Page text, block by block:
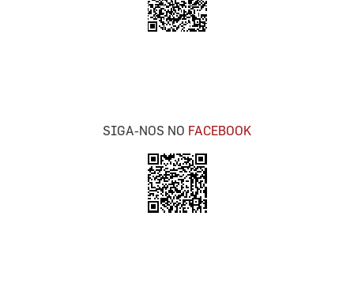
SIGA-NOS NO FACEBOOK